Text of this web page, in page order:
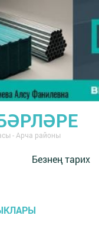
- Арча районы
Безнең тарих